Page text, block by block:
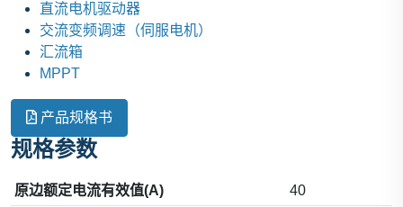
直流电机驱动器
交流变频调速（伺服电机）
汇流箱
MPPT
产品规格书
规格参数
原边额定电流有效值(A)
40